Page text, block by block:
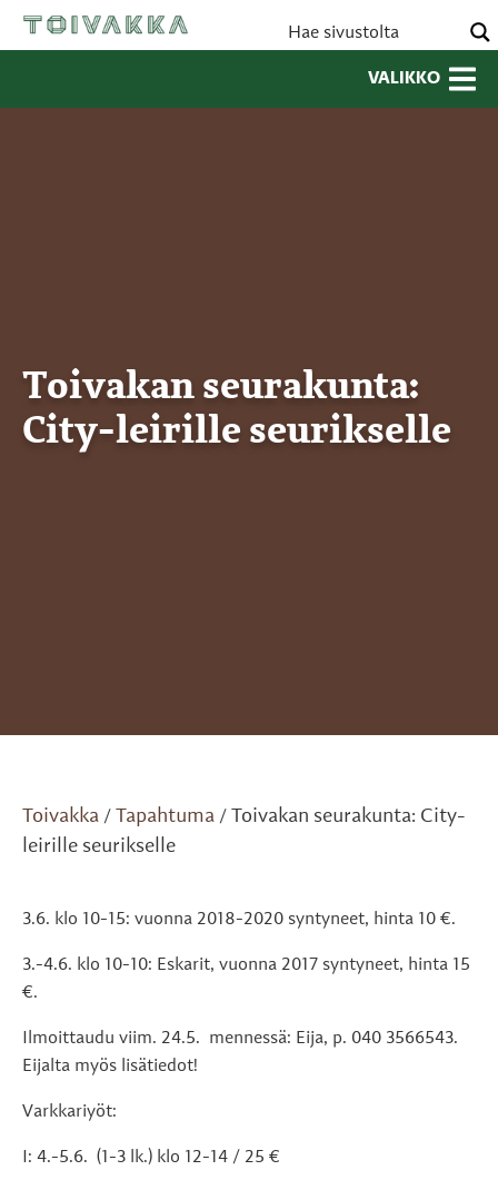
VALIKKO
Toivakan seurakunta:
City-leirille seurikselle
Toivakka / Tapahtuma / Toivakan seurakunta: City-
leirille seurikselle
3.6. klo 10-15: vuonna 2018-2020 syntyneet, hinta 10 €.
3.-4.6. klo 10-10: Eskarit, vuonna 2017 syntyneet, hinta 15
€.
Ilmoittaudu viim. 24.5. mennessä: Eija, p. 040 3566543.
Eijalta myös lisätiedot!
Varkkariyöt:
I: 4.-5.6. (1-3 lk.) klo 12-14 / 25 €